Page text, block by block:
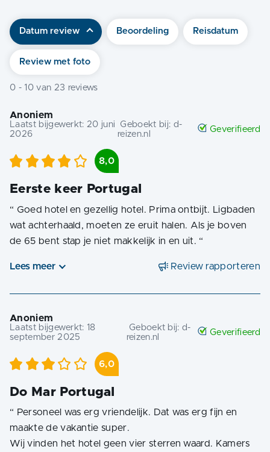
Datum review Beoordeling Reisdatum
Review met foto
0 - 10van 23 reviews
Anoniem
Laatst bijgewerkt: 20 juni
2026
Geboekt bij: d-
reizen.nl
Geverifieerd
8,0
Eerste keer Portugal
“ Goed hotel en gezellig hotel. Prima ontbijt. Ligbaden
wat achterhaald, moeten ze eruit halen. Als je boven
de 65 bent stap je niet makkelijk in en uit. “
Lees meer Review rapporteren
Anoniem
Laatst bijgewerkt: 18
september 2025
Geboekt bij:d-
reizen.nl
Geverifieerd
6,0
Do Mar Portugal
“ Personeel was erg vriendelijk. Dat was erg fijn en
maakte de vakantie super.
Wij vinden het hotel geen vier sterren waard. Kamers